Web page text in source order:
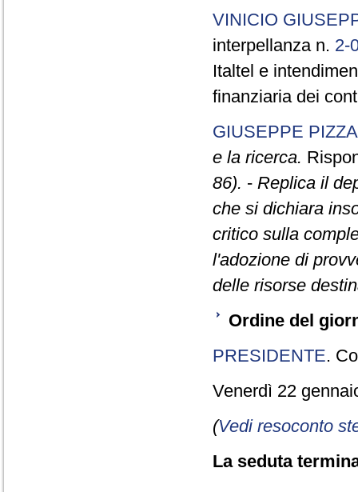
VINICIO
interpellanza n. 2-
Italtel e
finanziaria dei
GIUSEPPE PIZZA
e la ricerca.
86). - Replica il
che si dichiara
critico sulla
l'adozione di
delle risorse
Ordine del
PRESIDENTE.
Venerdì 22
(Vedi resoconto
La seduta